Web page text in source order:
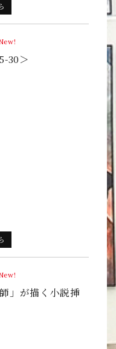
30＞
」が描く小説挿